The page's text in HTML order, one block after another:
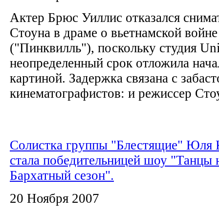
Актер Брюс Уиллис отказался
Стоуна в драме о вьетнамской
("Пинквилль"), поскольку студия
неопределенный срок отложила
картиной. Задержка связана с
кинематографистов: и режиссер
Cолистка группы "Блестящие" Юля
стала победительницей шоу "Танцы
Бархатный сезон".
20 Ноября 2007